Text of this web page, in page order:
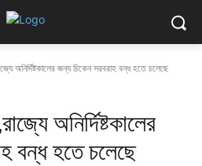
অনির্দিষ্টকালের জন্য চিকেন সরবরাহ বন্ধ হতে চলেছে
অনির্দিষ্টকালের
বন্ধ হতে চলেছে